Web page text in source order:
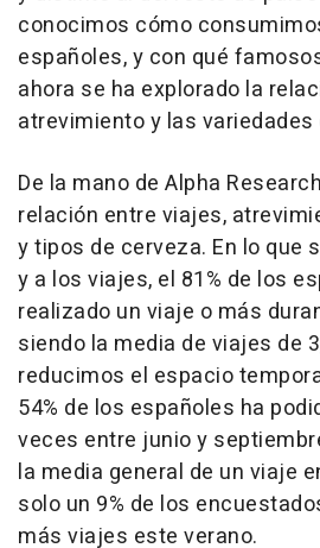
conocimos cómo
españoles, y con qué
ahora se ha explorado la
atrevimiento y las variedades
De la mano de Alpha
relación entre viajes,
y tipos de cerveza. En lo que
y a los viajes, el 81% de los
realizado un viaje o más
siendo la media de viajes de
reducimos el espacio
54% de los españoles ha
veces entre junio y
la media general de un viaje
solo un 9% de los
más viajes este verano.